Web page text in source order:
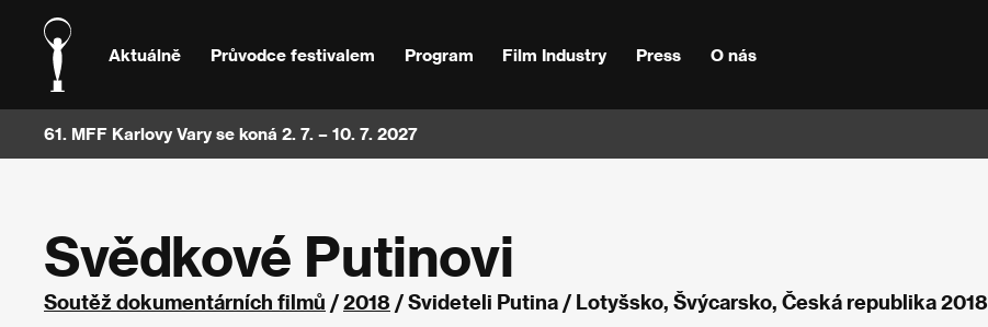
Aktuálně Průvodce festivalem Program Film Industry Press O nás
61. MFF Karlovy Vary se koná 2. 7. – 10. 7. 2027
Svědkové Putinovi
Soutěž dokumentárních filmů /2018 / Svideteli Putina / Lotyšsko, Švýcarsko, Česká republika 2018